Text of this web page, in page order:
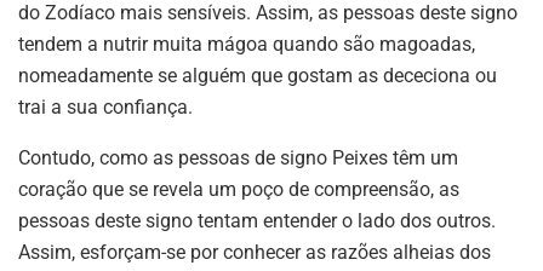
do Zodíaco mais sensíveis. Assim, as pessoas deste signo
tendem a nutrir muita mágoa quando são magoadas,
nomeadamente se alguém que gostam as dececiona ou
trai a sua confiança.
Contudo, como as pessoas de signo Peixes têm um
coração que se revela um poço de compreensão, as
pessoas deste signo tentam entender o lado dos outros.
Assim, esforçam-se por conhecer as razões alheias dos